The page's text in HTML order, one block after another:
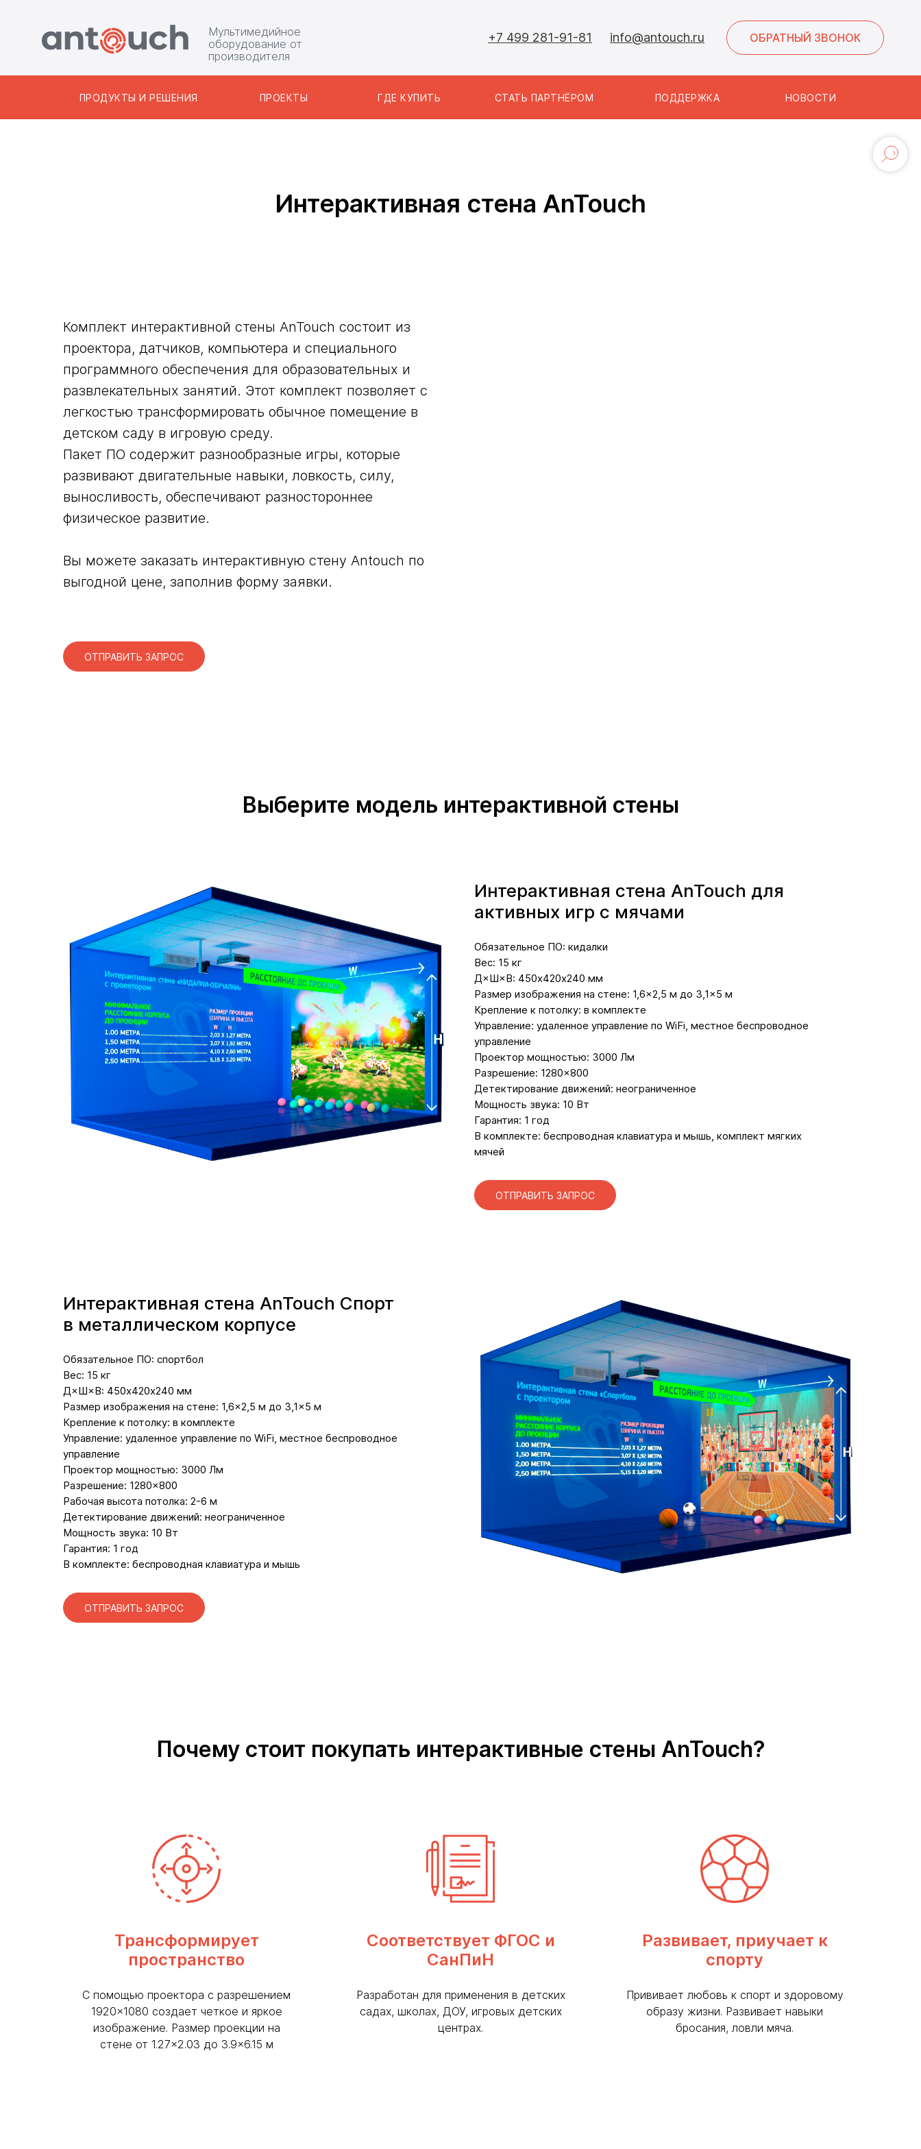
Мультимедийное
оборудование от
производителя
+7 499 281-91-81 info@antouch.ru ОБРАТНЫЙ ЗВОНОК
ПРОЕКТЫ ГДЕ КУПИТЬ СТАТЬ ПАРТНЁРОМ ПОДДЕРЖКА НОВОСТИ
ПРОДУКТЫ И РЕШЕНИЯ
Интерактивная стена AnTouch
Комплект интерактивной стены AnTouch состоит из
проектора, датчиков, компьютера и специального
программного обеспечения для образовательных и
развлекательных занятий. Этот комплект позволяет с
легкостью трансформировать обычное помещение в
детском саду в игровую среду.
Пакет ПО содержит разнообразные игры, которые
развивают двигательные навыки, ловкость, силу,
выносливость, обеспечивают разностороннее
физическое развитие.
Вы можете заказать интерактивную стену Antouch по
выгодной цене, заполнив форму заявки.
ОТПРАВИТЬ ЗАПРОС
Выберите модель интерактивной стены
Интерактивная стена AnTouch для
активных игр с мячами
Обязательное ПО: кидалки
Вес: 15 кг
Д×Ш×В: 450х420х240 мм
Размер изображения на стене: 1,6×2,5 м до 3,1×5 м
Крепление к потолку: в комплекте
Управление: удаленное управление по WiFi, местное беcпроводное
управление
Проектор мощностью: 3000 Лм
Разрешение: 1280×800
Детектирование движений: неограниченное
Мощность звука: 10 Вт
Гарантия: 1 год
В комплекте: беспроводная клавиатура и мышь, комплект мягких
мячей
ОТПРАВИТЬ ЗАПРОС
Интерактивная стена AnTouch Спорт
в металлическом корпусе
Обязательное ПО: спортбол
Вес: 15 кг
Д×Ш×В: 450х420х240 мм
Размер изображения на стене: 1,6×2,5 м до 3,1×5 м
Крепление к потолку: в комплекте
Управление: удаленное управление по WiFi, местное беcпроводное
управление
Проектор мощностью: 3000 Лм
Разрешение: 1280×800
Рабочая высота потолка: 2-6 м
Детектирование движений: неограниченное
Мощность звука: 10 Вт
Гарантия: 1 год
В комплекте: беспроводная клавиатура и мышь
ОТПРАВИТЬ ЗАПРОС
Почему стоит покупать интерактивные стены AnTouch?
Трансформирует
пространство
С помощью проектора с разрешением
1920×1080 создает четкое и яркое
изображение. Размер проекции на
стене от 1.27×2.03 до 3.9×6.15 м
Соответствует ФГОС и
СанПиН
Разработан для применения в детских
садах, школах, ДОУ, игровых детских
центрах.
Развивает, приучает к
спорту
Прививает любовь к спорт и здоровому
образу жизни. Развивает навыки
бросания, ловли мяча.